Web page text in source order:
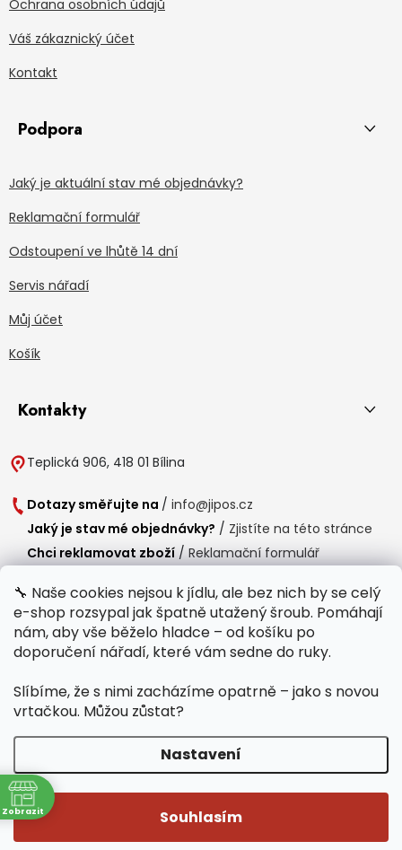
🔧 Naše cookies nejsou k jídlu, ale bez nich by se celý
e-shop rozsypal jak špatně utažený šroub. Pomáhají
nám, aby vše běželo hladce – od košíku po
doporučení nářadí, které vám sedne do ruky.
Slíbíme, že s nimi zacházíme opatrně – jako s novou
vrtačkou. Můžou zůstat?
Nastavení
Souhlasím
Ochrana osobních údajů
Váš zákaznický účet
Kontakt
Podpora
Jaký je aktuální stav mé objednávky?
Reklamační formulář
Odstoupení ve lhůtě 14 dní
Servis nářadí
Můj účet
Košík
Kontakty
Teplická 906, 418 01 Bílina
Dotazy směřujte na / info@jipos.cz
Jaký je stav mé objednávky? / Zjistíte na této stránce
Chci reklamovat zboží / Reklamační formulář
Provozní doba
Po-Čt /
8:00 - 15:00
Polední přestávka /11:00 - 11:30
Běží na Shoptet Premium/Webdesign mi-ma.cz
Copyright 2026Jipos.cz. Všechna práva vyhrazena.Upravit nastavení
cookies
Zobrazit